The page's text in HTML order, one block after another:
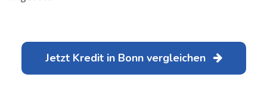
Jetzt Kredit in Bonn vergleichen